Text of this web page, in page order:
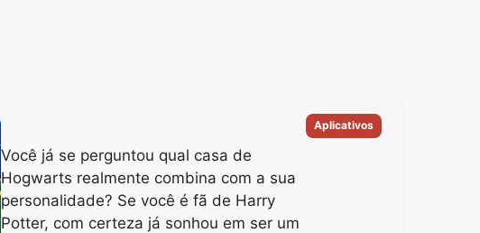
Você já se perguntou qual casa de
Hogwarts realmente combina com a sua
personalidade? Se você é fã de Harry
Potter, com certeza já sonhou em ser um
Categorias
Aplicativos